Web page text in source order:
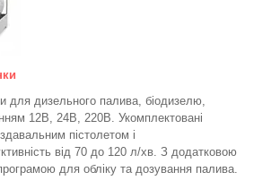
для дизельного палива, біодизелю,
12В, 24В, 220В. Укомплектовані
пістолетом і
від 70 до 120 л/хв. З додатковою
для обліку та дозування палива.